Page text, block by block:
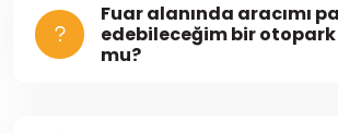
Fuar alanında aracımı
edebileceğim bir
mu?